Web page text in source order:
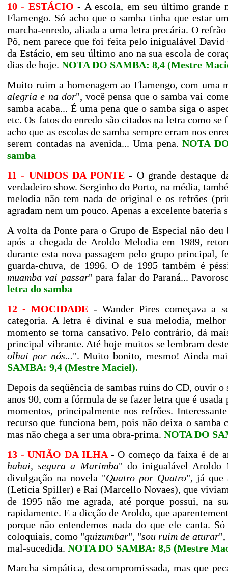
10 - ESTÁCIO- A escola, em seu último grande
Flamengo. Só acho que o samba tinha que estar
marcha-enredo, aliada a uma letra precária. O
Pô, nem parece que foi feita pelo inigualável
da Estácio, em seu último ano na sua escola de
dias de hoje. NOTA DO SAMBA: 8,4 (Mestre
Muito ruim a homenagem ao Flamengo, com uma
alegria e na dor", você pensa que o samba vai
samba acaba... É uma pena que o samba siga o
etc. Os fatos do enredo são citados na letra como
acho que as escolas de samba sempre erram nos
serem contadas na avenida... Uma pena.NOTA
samba
11 - UNIDOS DA PONTE - O grande destaque
verdadeiro show. Serginho do Porto, na média,
melodia não tem nada de original e os refrões
agradam nem um pouco. Apenas a excelente bateria
A volta da Ponte para o Grupo de Especial não
após a chegada de Aroldo Melodia em 1989,
durante esta nova passagem pelo grupo principal,
guarda-chuva, de 1996. O de 1995 também é
muamba vai passar" para falar do Paraná...
letra do samba
12 - MOCIDADE - Wander Pires começava a
categoria. A letra é divinal e sua melodia,
momento se torna cansativo. Pelo contrário, dá
principal vibrante. Até hoje muitos se lembram
olhai por nós...". Muito bonito, mesmo! Ainda
SAMBA: 9,4 (Mestre Maciel).
Depois da seqüência de sambas ruins do CD, ouvir
anos 90, com a fórmula de se fazer letra que é
momentos, principalmente nos refrões.
recurso que funciona bem, pois não deixa o
mas não chega a ser uma obra-prima. NOTA DO
13 - UNIÃO DA ILHA - O começo da faixa é de
hahai, segura a Marimba" do inigualável Aroldo
divulgação na novela "Quatro por Quatro", já que
(Letícia Spiller) e Raí (Marcello Novaes), que
de 1995 não me agrada, até porque possui, na
rapidamente. E a dicção de Aroldo, que
porque não entendemos nada do que ele canta.
coloquiais, como "quizumbar", "sou ruim de aturar",
mal-sucedida. NOTA DO SAMBA: 8,5 (Mestre
Marcha simpática, descompromissada, mas que